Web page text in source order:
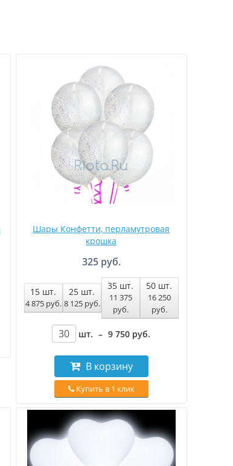
Шары Конфетти, перламутровая
крошка
325 руб.
15 шт.
4 875 руб.
25 шт.
8 125 руб.
35 шт.
11 375
руб.
50 шт.
16 250
руб.
шт. – 9 750 руб.
В корзину
Купить в 1 клик